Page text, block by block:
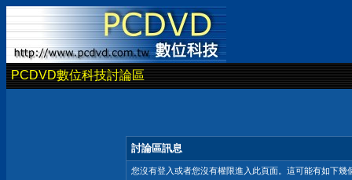
PCDVD數位科技討論區
討論區訊息
您沒有登入或者您沒有權限進入此頁面。這可能有如下幾